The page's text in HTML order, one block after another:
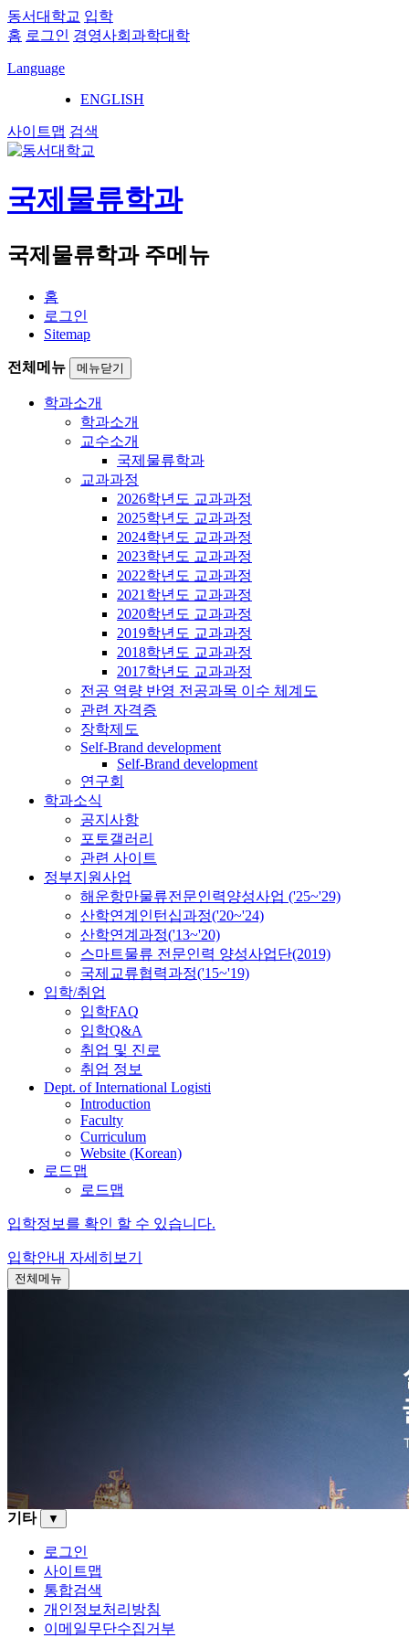
동서대학교 입학
홈 로그인 경영사회과학대학
Language
ENGLISH
사이트맵 검색
국제물류학과
국제물류학과 주메뉴
홈
로그인
Sitemap
전체메뉴 메뉴닫기
학과소개
학과소개
교수소개
국제물류학과
교과과정
2026학년도 교과과정
2025학년도 교과과정
2024학년도 교과과정
2023학년도 교과과정
2022학년도 교과과정
2021학년도 교과과정
2020학년도 교과과정
2019학년도 교과과정
2018학년도 교과과정
2017학년도 교과과정
전공 역량 반영 전공과목 이수 체계도
관련 자격증
장학제도
Self-Brand development
Self-Brand development
연구회
학과소식
공지사항
포토갤러리
관련 사이트
정부지원사업
해운항만물류전문인력양성사업 ('25~'29)
산학연계인턴십과정('20~'24)
산학연계과정('13~'20)
스마트물류 전문인력 양성사업단(2019)
국제교류협력과정('15~'19)
입학/취업
입학FAQ
입학Q&A
취업 및 진로
취업 정보
Dept. of International Logisti
Introduction
Faculty
Curriculum
Website (Korean)
로드맵
로드맵
입학정보를 확인 할 수 있습니다.
입학안내 자세히보기
전체메뉴
기타 ▼
로그인
사이트맵
통합검색
개인정보처리방침
이메일무단수집거부